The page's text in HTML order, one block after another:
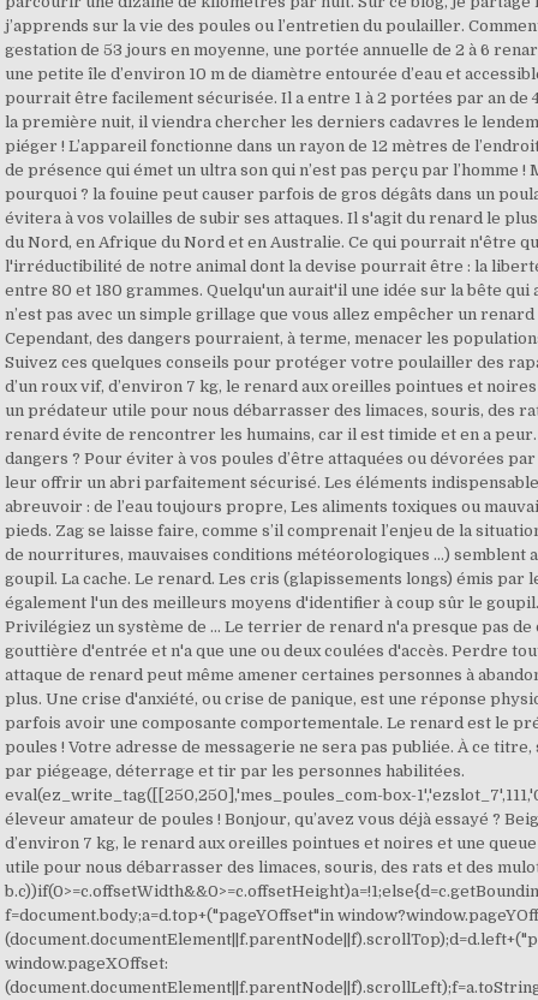
j’apprends sur la vie des poules ou l’entretien du poulailler.
gestation de 53 jours en moyenne, une portée annuelle de 2 à 6
une petite île d’environ 10 m de diamètre entourée d’eau et
pourrait être facilement sécurisée. Il a entre 1 à 2 portées par an de
la première nuit, il viendra chercher les derniers cadavres le
piéger ! L’appareil fonctionne dans un rayon de 12 mètres de
de présence qui émet un ultra son qui n’est pas perçu par l’homme
pourquoi ? la fouine peut causer parfois de gros dégâts dans un
évitera à vos volailles de subir ses attaques. Il s'agit du renard le
du Nord, en Afrique du Nord et en Australie. Ce qui pourrait n'être
l'irréductibilité de notre animal dont la devise pourrait être : la
entre 80 et 180 grammes. Quelqu'un aurait'il une idée sur la bête
n’est pas avec un simple grillage que vous allez empêcher un
Cependant, des dangers pourraient, à terme, menacer les
Suivez ces quelques conseils pour protéger votre poulailler des
d’un roux vif, d’environ 7 kg, le renard aux oreilles pointues et
un prédateur utile pour nous débarrasser des limaces, souris, des
renard évite de rencontrer les humains, car il est timide et en a peur.
dangers ? Pour éviter à vos poules d’être attaquées ou dévorées
leur offrir un abri parfaitement sécurisé. Les éléments
abreuvoir : de l’eau toujours propre, Les aliments toxiques ou
pieds. Zag se laisse faire, comme s’il comprenait l’enjeu de la
de nourritures, mauvaises conditions météorologiques ...) semblent
goupil. La cache. Le renard. Les cris (glapissements longs) émis
également l'un des meilleurs moyens d'identifier à coup sûr le
Privilégiez un système de … Le terrier de renard n'a presque pas de
gouttière d'entrée et n'a que une ou deux coulées d'accès. Perdre
attaque de renard peut même amener certaines personnes à
plus. Une crise d'anxiété, ou crise de panique, est une réponse
parfois avoir une composante comportementale. Le renard est le
poules ! Votre adresse de messagerie ne sera pas publiée. À ce
par piégeage, déterrage et tir par les personnes habilitées.
eval(ez_write_tag([[250,250],'mes_poules_com-box-
éleveur amateur de poules ! Bonjour, qu’avez vous déjà essayé ?
d’environ 7 kg, le renard aux oreilles pointues et noires et une
utile pour nous débarrasser des limaces, souris, des rats et des
f=document.body;a=d.top+("pageYOffset"in
window.pageXOffset: